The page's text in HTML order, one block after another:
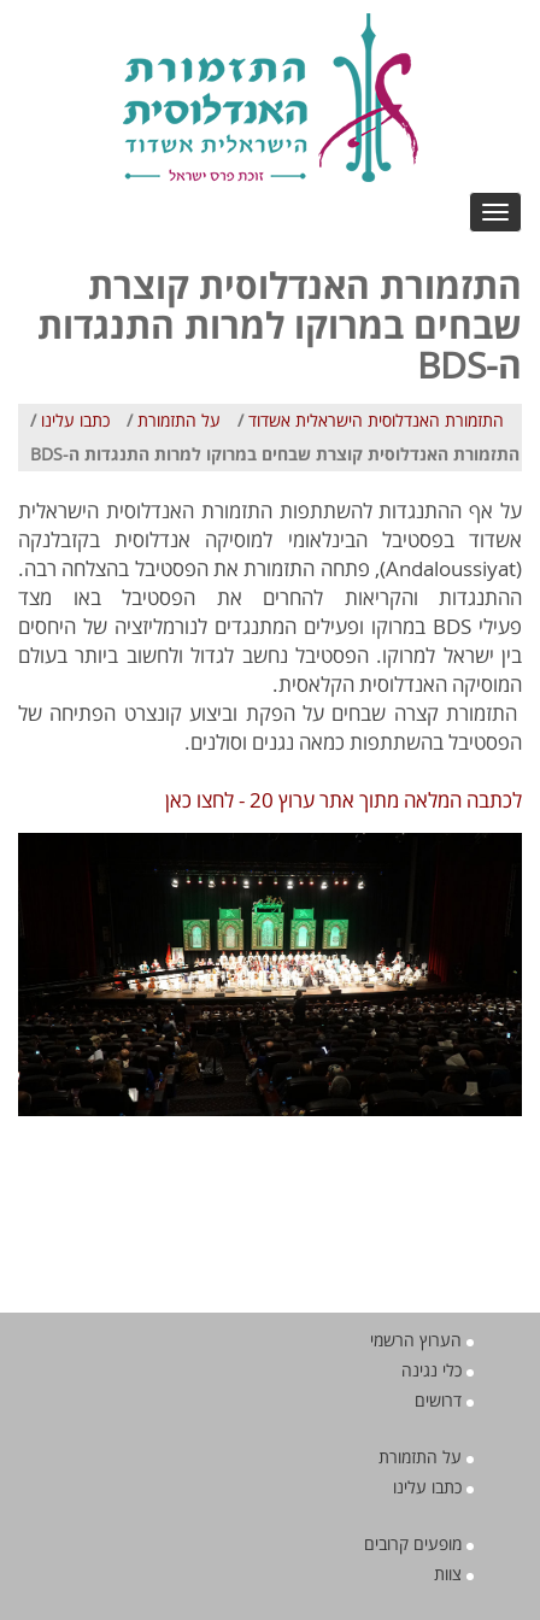
Toggle
navigation
התזמורת האנדלוסית קוצרת
שבחים במרוקו למרות התנגדות
ה-BDS
התזמורת האנדלוסית הישראלית אשדוד/ על התזמורת/ כתבו עלינו /
התזמורת האנדלוסית קוצרת שבחים במרוקו למרות התנגדות ה-BDS
על אף ההתנגדות להשתתפות התזמורת האנדלוסית הישראלית
אשדוד בפסטיבל הבינלאומי למוסיקה אנדלוסית בקזבלנקה
(Andaloussiyat), פתחה התזמורת את הפסטיבל בהצלחה רבה.
ההתנגדות והקריאות להחרים את הפסטיבל באו מצד
פעילי BDS במרוקו ופעילים המתנגדים לנורמליזציה של היחסים
בין ישראל למרוקו. הפסטיבל נחשב לגדול ולחשוב ביותר בעולם
המוסיקה האנדלוסית הקלאסית.
התזמורת קצרה שבחים על הפקת וביצוע קונצרט הפתיחה של
הפסטיבל בהשתתפות כמאה נגנים וסולנים.
לכתבה המלאה מתוך אתר ערוץ 20 - לחצו כאן
הערוץ הרשמי
כלי נגינה
דרושים
על התזמורת
כתבו עלינו
מופעים קרובים
צוות